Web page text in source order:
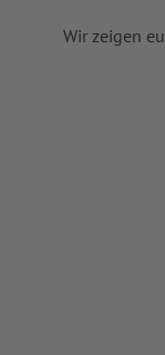
Wir zeigen